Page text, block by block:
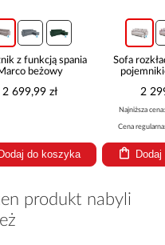
z funkcją spania
beżowy
2 699,99 zł
Dodaj do koszyka
Sofa
2
Najniższa cena:
Cena regularna:
produkt nabyli